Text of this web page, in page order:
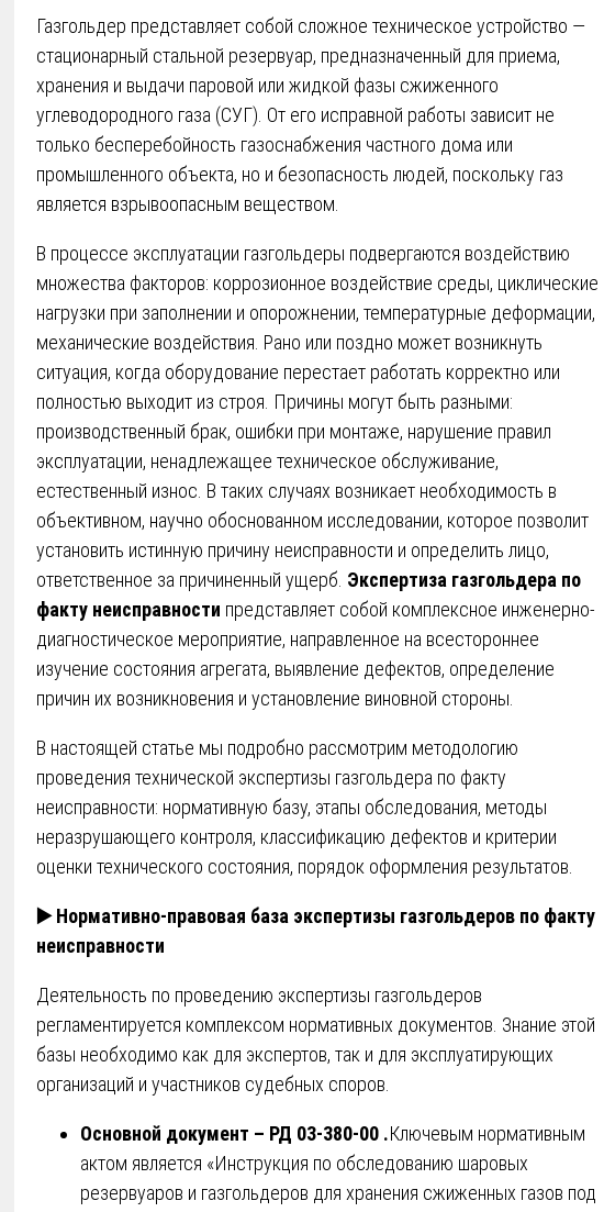
Газгольдер представляет собой сложное техническое устройство —
стационарный стальной резервуар, предназначенный для приема,
хранения и выдачи паровой или жидкой фазы сжиженного
углеводородного газа (СУГ). От его исправной работы зависит не
только бесперебойность газоснабжения частного дома или
промышленного объекта, но и безопасность людей, поскольку газ
является взрывоопасным веществом.
В процессе эксплуатации газгольдеры подвергаются воздействию
множества факторов: коррозионное воздействие среды, циклические
нагрузки при заполнении и опорожнении, температурные деформации,
механические воздействия. Рано или поздно может возникнуть
ситуация, когда оборудование перестает работать корректно или
полностью выходит из строя. Причины могут быть разными:
производственный брак, ошибки при монтаже, нарушение правил
эксплуатации, ненадлежащее техническое обслуживание,
естественный износ. В таких случаях возникает необходимость в
объективном, научно обоснованном исследовании, которое позволит
установить истинную причину неисправности и определить лицо,
ответственное за причиненный ущерб. Экспертиза газгольдера по
факту неисправности представляет собой комплексное инженерно-
диагностическое мероприятие, направленное на всестороннее
изучение состояния агрегата, выявление дефектов, определение
причин их возникновения и установление виновной стороны.
В настоящей статье мы подробно рассмотрим методологию
проведения технической экспертизы газгольдера по факту
неисправности: нормативную базу, этапы обследования, методы
неразрушающего контроля, классификацию дефектов и критерии
оценки технического состояния, порядок оформления результатов.
▶️Нормативно-правовая база экспертизы газгольдеров по факту
неисправности
Деятельность по проведению экспертизы газгольдеров
регламентируется комплексом нормативных документов. Знание этой
базы необходимо как для экспертов, так и для эксплуатирующих
организаций и участников судебных споров.
Основной документ – РД 03-380-00 .Ключевым нормативным
актом является «Инструкция по обследованию шаровых
резервуаров и газгольдеров для хранения сжиженных газов под